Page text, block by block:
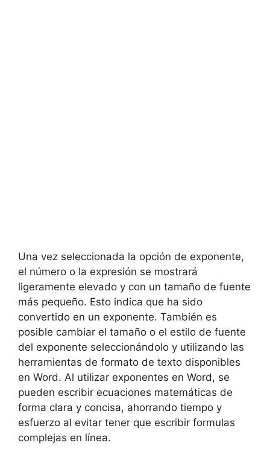
Una vez seleccionada la opción de exponente,
el número o la expresión se mostrará
ligeramente elevado y con un tamaño de fuente
más pequeño. Esto indica que ha sido
convertido en un exponente. También es
posible cambiar el tamaño o el estilo de fuente
del exponente seleccionándolo y utilizando las
herramientas de formato de texto disponibles
en Word. Al utilizar exponentes en Word, se
pueden escribir ecuaciones matemáticas de
forma clara y concisa, ahorrando tiempo y
esfuerzo al evitar tener que escribir formulas
complejas en línea.